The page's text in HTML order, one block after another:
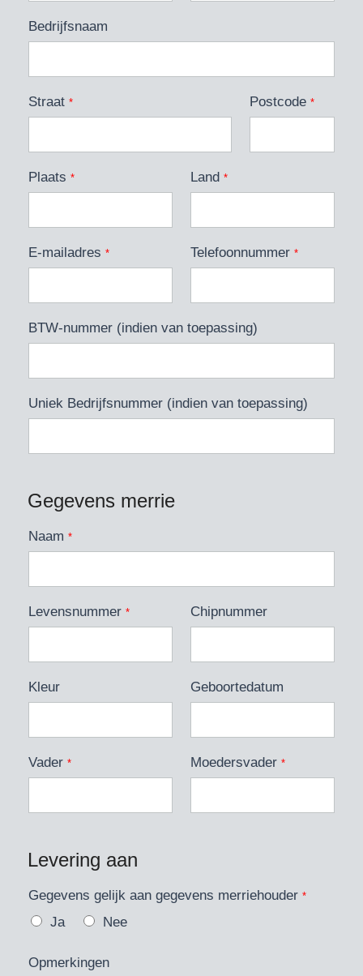
Bedrijfsnaam
Straat * Postcode*
Plaats * Land *
E-mailadres * Telefoonnummer *
BTW-nummer (indien van toepassing)
Uniek Bedrijfsnummer (indien van toepassing)
Gegevens merrie
Naam *
Levensnummer * Chipnummer
Kleur Geboortedatum
Vader * Moedersvader *
Levering aan
Gegevens gelijk aan gegevens merriehouder *
Ja Nee
Opmerkingen